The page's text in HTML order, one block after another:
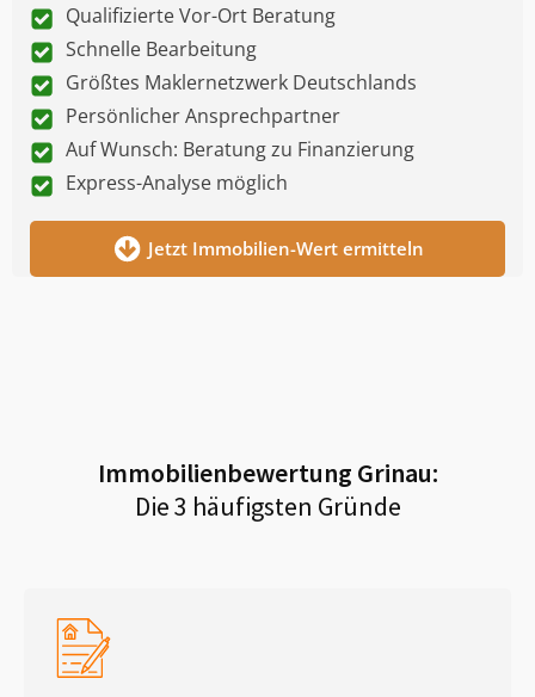
Qualifizierte Vor-Ort Beratung
Schnelle Bearbeitung
Größtes Maklernetzwerk Deutschlands
Persönlicher Ansprechpartner
Auf Wunsch: Beratung zu Finanzierung
Express-Analyse möglich
Jetzt Immobilien-Wert ermitteln
Immobilienbewertung Grinau:
Die 3 häufigsten Gründe